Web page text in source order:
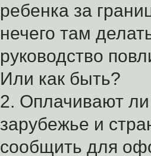
ребенка за
нечего там
руководство
Или как быть?
2. Оплачивают
зарубежье и
сообщить для